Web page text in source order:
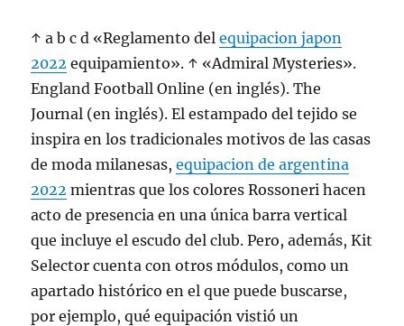
↑ a b c d «Reglamento delequipacion japon
2022 equipamiento». ↑ «Admiral Mysteries».
England Football Online (en inglés). The
Journal (en inglés). El estampado del tejido se
inspira en los tradicionales motivos de las casas
de moda milanesas,equipacion de argentina
2022 mientras que los colores Rossoneri hacen
acto de presencia en una única barra vertical
que incluye el escudo del club. Pero, además, Kit
Selector cuenta con otros módulos, como un
apartado histórico en el que puede buscarse,
por ejemplo, qué equipación vistió un